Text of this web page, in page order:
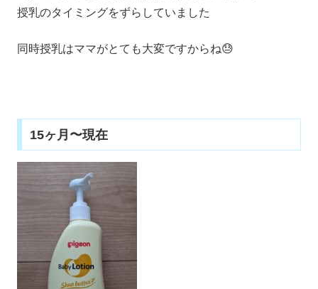
授乳のタイミングをずらしていました
同時授乳はママがとても大変ですからね😓
15ヶ月〜現在